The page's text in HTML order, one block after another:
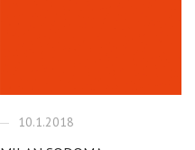
10.1.2018